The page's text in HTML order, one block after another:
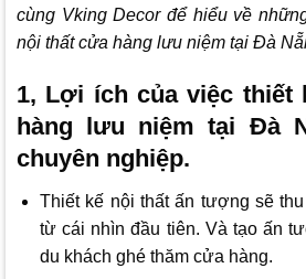
cùng Vking Decorđể hiểu về
nội thất cửa hàng lưu niệm tại Đà
1, Lợi ích của việc thiết
hàng lưu niệm tại Đà
chuyên nghiệp.
Thiết kế nội thất ấn tượng sẽ
từ cái nhìn đầu tiên. Và tạo ấn
du khách ghé thăm cửa hàng.